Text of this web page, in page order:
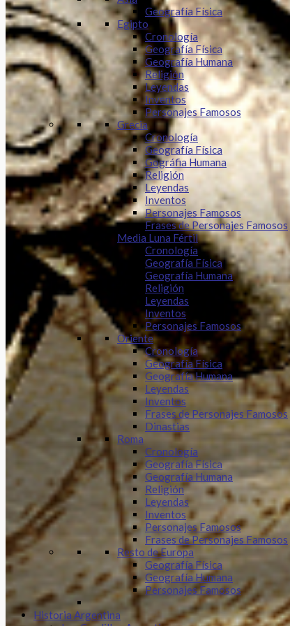
Geografía Física
Egipto
Cronología
Geografía Física
Geografía Humana
Religión
Leyendas
Inventos
Personajes Famosos
Grecia
Cronología
Geografía Física
Gográfia Humana
Religión
Leyendas
Inventos
Personajes Famosos
Frases de Personajes Famosos
Media Luna Fértil
Cronología
Geografía Física
Geografía Humana
Religión
Leyendas
Inventos
Personajes Famosos
Oriente
Cronología
Geografía Física
Geografía Humana
Leyendas
Inventos
Frases de Personajes Famosos
Dinastias
Roma
Cronología
Geografía Física
Geografía Humana
Religión
Leyendas
Inventos
Personajes Famosos
Frases de Personajes Famosos
Resto de Europa
Geografía Física
Geografía Humana
Personajes Famosos
Historia Argentina